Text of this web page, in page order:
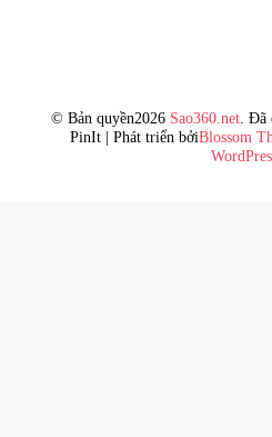
© Bản quyền2026 Sao360.net. Đã
PinIt | Phát triển bởiBlossom